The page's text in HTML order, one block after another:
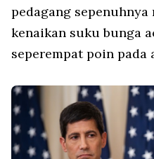
pedagang
kenaikan suku bunga
seperempat poin pada